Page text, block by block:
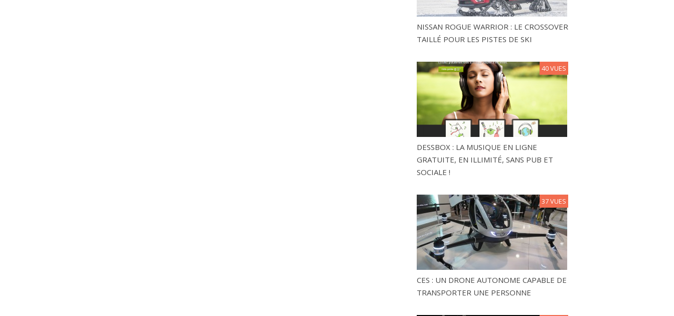
NISSAN ROGUE WARRIOR : LE CROSSOVER
TAILLÉ POUR LES PISTES DE SKI
DESSBOX : LA MUSIQUE EN LIGNE
GRATUITE, EN ILLIMITÉ, SANS PUB ET
SOCIALE !
40 VUES
CES : UN DRONE AUTONOME CAPABLE DE
TRANSPORTER UNE PERSONNE
37 VUES